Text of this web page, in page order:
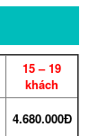
15 – 19
khách
4.680.000Đ